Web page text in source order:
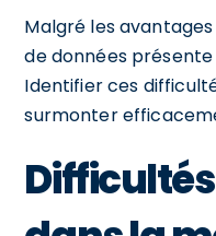
Malgré les
de données
Identifier ces
surmonter